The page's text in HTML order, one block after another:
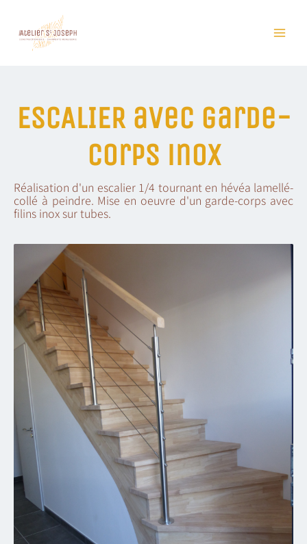
content
ESCALIER avec garde-
corps inox
Réalisation d'un escalier 1/4 tournant en hévéa lamellé-
collé à peindre. Mise en oeuvre d'un garde-corps avec
filins inox sur tubes.